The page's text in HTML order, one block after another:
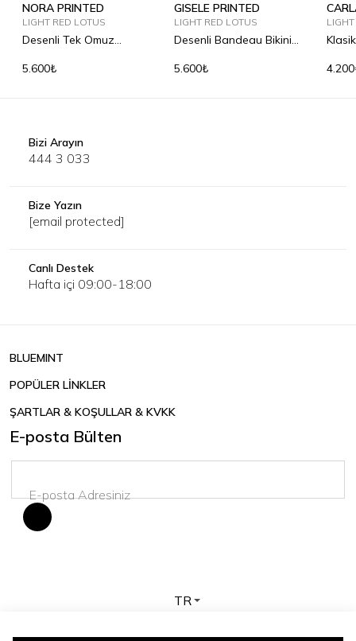
NORA PRINTED
LIGHT RED LOTUS
Desenli Tek Omuz
5.600₺
GISELE PRINTED
LIGHT RED LOTUS
Desenli Bandeau Bikini
5.600₺
Bizi Arayın
444 3 033
Bize Yazın
[email protected]
Canlı Destek
Hafta içi 09:00-18:00
BLUEMINT
POPÜLER LİNKLER
ŞARTLAR & KOŞULLAR & KVKK
E-posta Bülten
TR